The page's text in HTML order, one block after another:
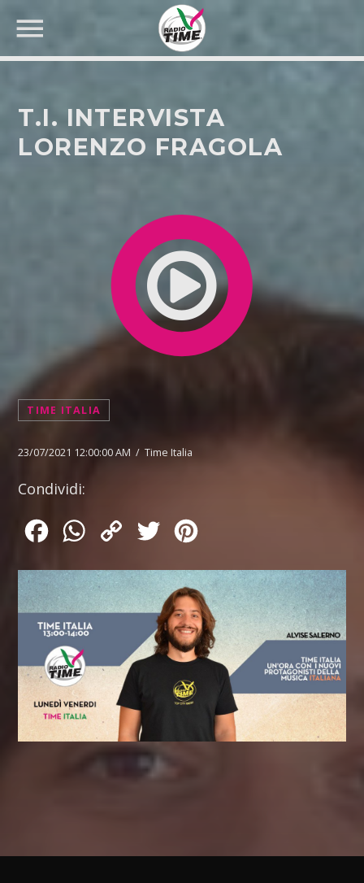
T.I. INTERVISTA
LORENZO FRAGOLA
TIME ITALIA
23/07/2021 12:00:00 AM / Time Italia
Condividi:
FacebookWhatsApp
Copy
Twitter